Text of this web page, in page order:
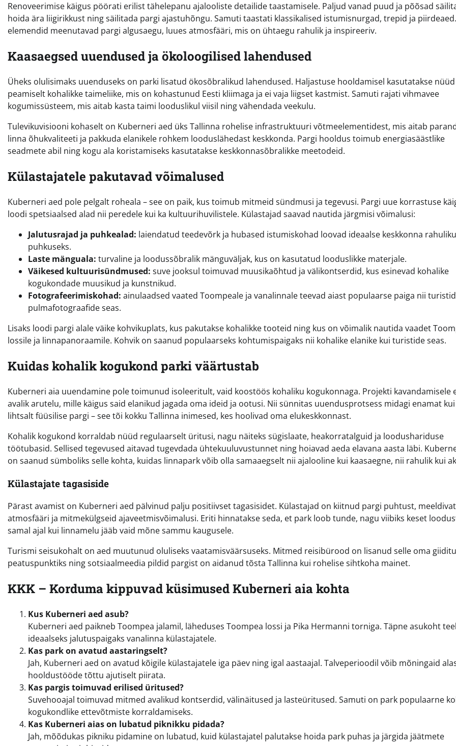
Renoveerimise käigus pöörati erilist tähelepanu ajalooliste detailide taastamisele. Paljud vanad puud ja põõsad
hoida ära liigirikkust ning säilitada pargi ajastuhõngu. Samuti taastati klassikalised istumisnurgad, trepid ja
elemendid meenutavad pargi algusaegu, luues atmosfääri, mis on ühtaegu rahulik ja inspireeriv.
Kaasaegsed uuendused ja ökoloogilised lahendused
Üheks olulisimaks uuenduseks on parki lisatud ökosõbralikud lahendused. Haljastuse hooldamisel kasutatakse nüüd
peamiselt kohalikke taimeliike, mis on kohastunud Eesti kliimaga ja ei vaja liigset kastmist. Samuti rajati vihmavee
kogumissüsteem, mis aitab kasta taimi looduslikul viisil ning vähendada veekulu.
Tulevikuvisiooni kohaselt on Kuberneri aed üks Tallinna rohelise infrastruktuuri võtmeelementidest, mis aitab
linna õhukvaliteeti ja pakkuda elanikele rohkem looduslähedast keskkonda. Pargi hooldus toimub energiasäästlike
seadmete abil ning kogu ala koristamiseks kasutatakse keskkonnasõbralikke meetodeid.
Külastajatele pakutavad võimalused
Kuberneri aed pole pelgalt roheala – see on paik, kus toimub mitmeid sündmusi ja tegevusi. Pargi uue korrastuse
loodi spetsiaalsed alad nii peredele kui ka kultuurihuvilistele. Külastajad saavad nautida järgmisi võimalusi:
Jalutusrajad ja puhkealad: laiendatud teedevõrk ja hubased istumiskohad loovad ideaalse keskkonna
puhkuseks.
Laste mänguala: turvaline ja loodussõbralik mänguväljak, kus on kasutatud looduslikke materjale.
Väikesed kultuurisündmused: suve jooksul toimuvad muusikaõhtud ja välikontserdid, kus esinevad kohalike
kogukondade muusikud ja kunstnikud.
Fotografeerimiskohad: ainulaadsed vaated Toompeale ja vanalinnale teevad aiast populaarse paiga nii
pulmafotograafide seas.
Lisaks loodi pargi alale väike kohvikuplats, kus pakutakse kohalikke tooteid ning kus on võimalik nautida vaadet
lossile ja linnapanoraamile. Kohvik on saanud populaarseks kohtumispaigaks nii kohalike elanike kui turistide seas.
Kuidas kohalik kogukond parki väärtustab
Kuberneri aia uuendamine pole toimunud isoleeritult, vaid koostöös kohaliku kogukonnaga. Projekti kavandamisele
avalik arutelu, mille käigus said elanikud jagada oma ideid ja ootusi. Nii sünnitas uuendusprotsess midagi enamat kui
lihtsalt füüsilise pargi – see tõi kokku Tallinna inimesed, kes hoolivad oma elukeskkonnast.
Kohalik kogukond korraldab nüüd regulaarselt üritusi, nagu näiteks sügislaate, heakorratalguid ja loodushariduse
töötubasid. Sellised tegevused aitavad tugevdada ühtekuuluvustunnet ning hoiavad aeda elavana aasta läbi.
on saanud sümboliks selle kohta, kuidas linnapark võib olla samaaegselt nii ajalooline kui kaasaegne, nii rahulik kui
Külastajate tagasiside
Pärast avamist on Kuberneri aed pälvinud palju positiivset tagasisidet. Külastajad on kiitnud pargi puhtust, meeldivat
atmosfääri ja mitmekülgseid ajaveetmisvõimalusi. Eriti hinnatakse seda, et park loob tunde, nagu viibiks keset
samal ajal kui linnamelu jääb vaid mõne sammu kaugusele.
Turismi seisukohalt on aed muutunud oluliseks vaatamisväärsuseks. Mitmed reisibürood on lisanud selle oma
peatuspunktiks ning sotsiaalmeedia pildid pargist on aidanud tõsta Tallinna kui rohelise sihtkoha mainet.
KKK – Korduma kippuvad küsimused Kuberneri aia kohta
Kus Kuberneri aed asub?
Kuberneri aed paikneb Toompea jalamil, läheduses Toompea lossi ja Pika Hermanni torniga. Täpne asukoht
ideaalseks jalutuspaigaks vanalinna külastajatele.
Kas park on avatud aastaringselt?
Jah, Kuberneri aed on avatud kõigile külastajatele iga päev ning igal aastaajal. Talveperioodil võib mõningaid
hooldustööde tõttu ajutiselt piirata.
Kas pargis toimuvad erilised üritused?
Suvehooajal toimuvad mitmed avalikud kontserdid, välinäitused ja lasteüritused. Samuti on park populaarne
kogukondlike ettevõtmiste korraldamiseks.
Kas Kuberneri aias on lubatud piknikku pidada?
Jah, mõõdukas pikniku pidamine on lubatud, kuid külastajatel palutakse hoida park puhas ja järgida jäätmete